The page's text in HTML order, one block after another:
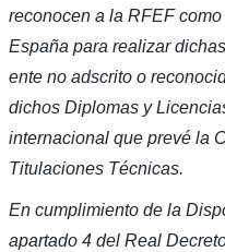
reconocen a la RFEF
España para realizar
ente no adscrito o
dichos Diplomas y
internacional que prevé la
Titulaciones Técnicas.
En cumplimiento de la
apartado 4 del Real